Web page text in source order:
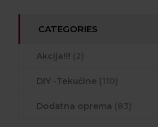
CATEGORIES
Akcija!!!
DIY -Tekućine
Dodatna oprema